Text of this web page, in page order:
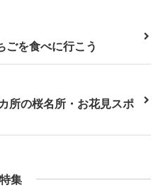
ごを食べに行こう
所の桜名所・お花見スポ
集